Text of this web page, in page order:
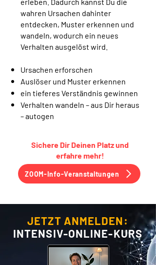
wahren Ursachen dahinter
entdecken, Muster erkennen und
wandeln, wodurch ein neues
Verhalten ausgelöst wird.
Ursachen erforschen
Auslöser und Muster erkennen
ein tieferes Verständnis gewinnen
Verhalten wandeln – aus Dir heraus
– autogen
Sichere Dir Deinen Platz und
erfahre mehr!
ZOOM-Info-Veranstaltungen
JETZT ANMELDEN:
INTENSIV-ONLINE-KURS